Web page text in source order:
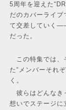
5周年を迎えた
だのカバーライブ
て交差していく
だった。
この特集では、
た“メンバーそれ
く。
彼らはどんなき
想いでステージに